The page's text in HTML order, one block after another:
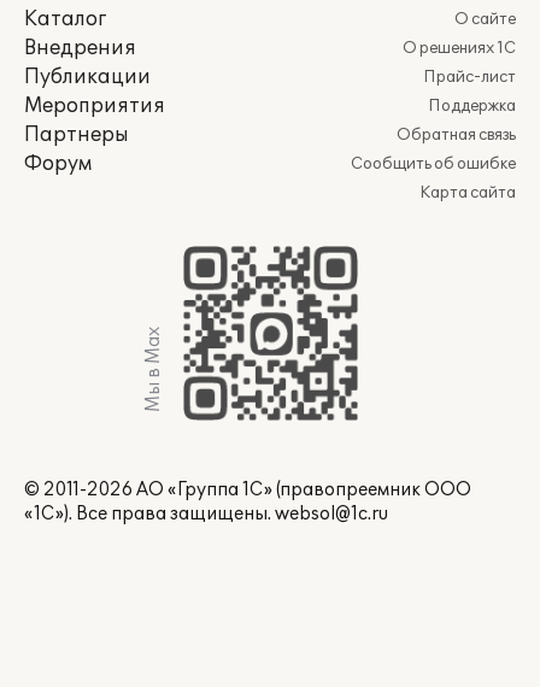
Каталог
Внедрения
Публикации
Мероприятия
Партнеры
Форум
О сайте
О решениях 1С
Прайс-лист
Поддержка
Обратная связь
Сообщить об ошибке
Карта сайта
Мы в Max
© 2011-2026 АО «Группа 1С» (правопреемник ООО
«1С»). Все права защищены. websol@1c.ru